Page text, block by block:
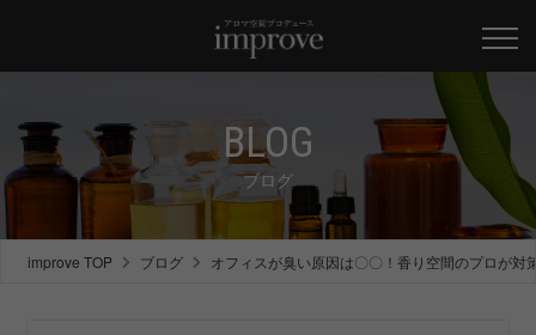
BLOG
ブログ
improve TOP ブログ オフィスが臭い原因は〇〇！香り空間のプロが対